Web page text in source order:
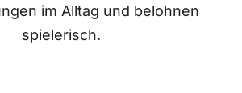
im Alltag und belohnen
spielerisch.